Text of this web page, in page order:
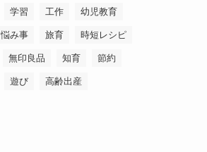
学習 工作 幼児教育
悩み事 旅育 時短レシピ
無印良品 知育 節約
遊び 高齢出産